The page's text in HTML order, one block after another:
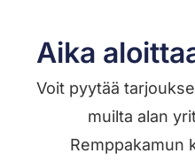
Aika
Voit pyytää
muilta alan
Remppakamun